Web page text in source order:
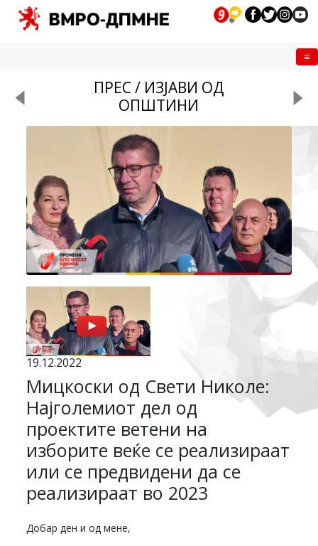
ПРЕС / ИЗЈАВИ ОД
ОПШТИНИ
19.12.2022
Мицкоски од Свети Николе:
Најголемиот дел од
проектите ветени на
изборите веќе се реализираат
или се предвидени да се
реализираат во 2023
Добар ден и од мене,